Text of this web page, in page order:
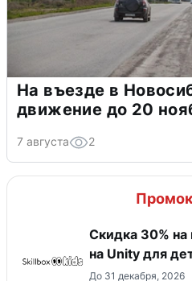
На въезде в
движение до 20
7 августа 2
Скидка 30% на
на Unity для
До 31 декабря, 2026